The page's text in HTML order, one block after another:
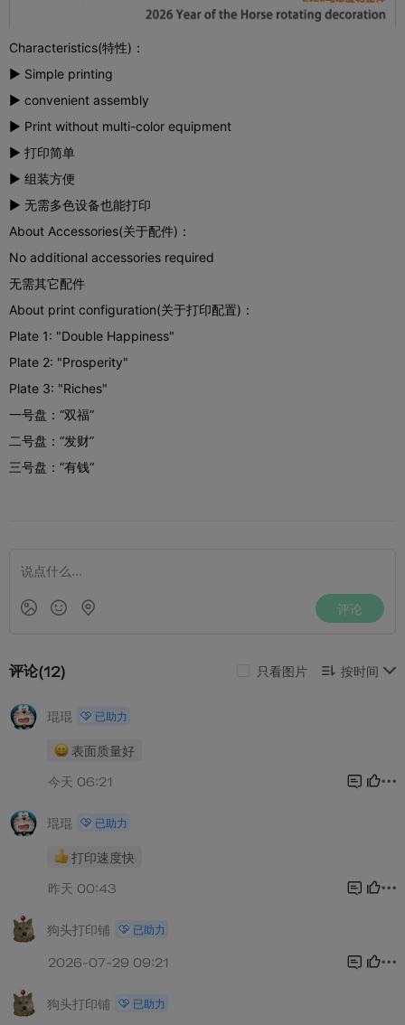
Characteristics(特性)：
▶ Simple printing
▶ convenient assembly
▶ Print without multi-color equipment
▶ 打印简单
▶ 组装方便
▶ 无需多色设备也能打印
About Accessories(关于配件)：
No additional accessories required
无需其它配件
About print configuration(关于打印配置)：
Plate 1: "Double Happiness"
Plate 2: "Prosperity"
Plate 3: "Riches"
一号盘：“双福”
二号盘：“发财”
三号盘：”有钱“